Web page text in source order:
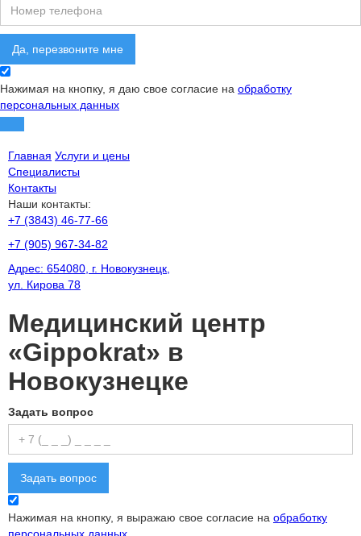
Нажимая на кнопку, я даю свое согласие на обработку
персональных данных
Главная Услуги и цены
Специалисты
Контакты
Наши контакты:
+7 (3843) 46-77-66
+7 (905) 967-34-82
Адрес: 654080 , г. Новокузнецк
ул. Кирова 78
Медицинский центр
«Gippokrat» в
Новокузнецке
Задать вопрос
Нажимая на кнопку, я выражаю свое согласие на обработку